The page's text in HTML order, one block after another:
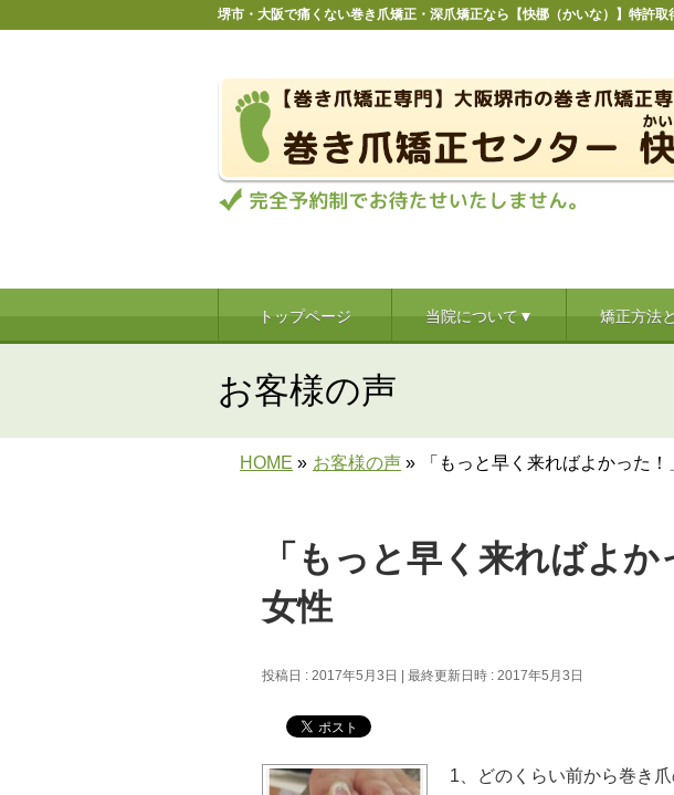
堺市・大阪で痛くない巻き爪矯正・深爪矯正なら【快梛（かいな）】特許
トップページ 当院について▼ 矯正方法
お客様の声
HOME » お客様の声 » 「もっと早く来ればよかった
「もっと早く来ればよ
女性
投稿日 : 2017年5月3日 最終更新日時 : 2017年5月3日
1、どのくらい前から巻き